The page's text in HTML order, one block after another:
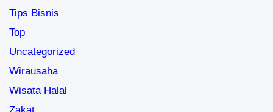
Tips Bisnis
Top
Uncategorized
Wirausaha
Wisata Halal